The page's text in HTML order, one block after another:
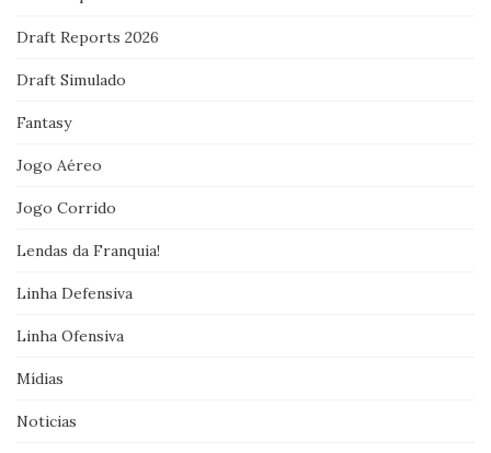
Draft Reports 2026
Draft Simulado
Fantasy
Jogo Aéreo
Jogo Corrido
Lendas da Franquia!
Linha Defensiva
Linha Ofensiva
Mídias
Noticias